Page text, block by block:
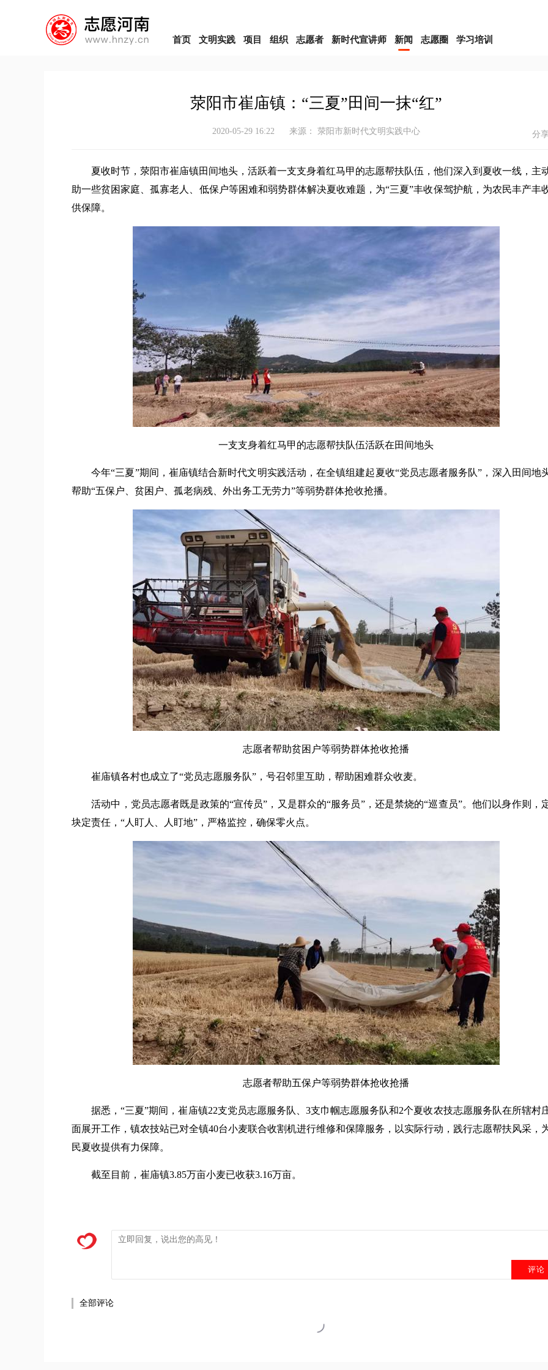
首页 文明实践 项目 组织 志愿者 新时代宣讲师 新闻 志愿圈 学习培训
荥阳市崔庙镇：“三夏”田间一抹“红”
2020-05-29 16:22 来源： 荥阳市新时代文明实践中心 分
夏收时节，荥阳市崔庙镇田间地头，活跃着一支支身着红马甲的志愿帮扶队伍，他们深入到夏收一线，主
助一些贫困家庭、孤寡老人、低保户等困难和弱势群体解决夏收难题，为“三夏”丰收保驾护航，为农民丰产丰
供保障。
一支支身着红马甲的志愿帮扶队伍活跃在田间地头
今年“三夏”期间，崔庙镇结合新时代文明实践活动，在全镇组建起夏收“党员志愿者服务队”，深入田间地
帮助“五保户、贫困户、孤老病残、外出务工无劳力”等弱势群体抢收抢播。
志愿者帮助贫困户等弱势群体抢收抢播
崔庙镇各村也成立了“党员志愿服务队”，号召邻里互助，帮助困难群众收麦。
活动中，党员志愿者既是政策的“宣传员”，又是群众的“服务员”，还是禁烧的“巡查员”。他们以身作则，
块定责任，“人盯人、人盯地”，严格监控，确保零火点。
志愿者帮助五保户等弱势群体抢收抢播
据悉，“三夏”期间，崔庙镇22支党员志愿服务队、3支巾帼志愿服务队和2个夏收农技志愿服务队在所辖村
面展开工作，镇农技站已对全镇40台小麦联合收割机进行维修和保障服务，以实际行动，践行志愿帮扶风采，
民夏收提供有力保障。
截至目前，崔庙镇3.85万亩小麦已收获3.16万亩。
评论
全部评论
